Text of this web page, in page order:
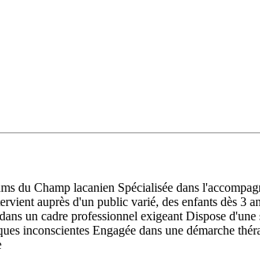
du Champ lacanien Spécialisée dans
auprès d'un public varié, des enfants dès 3
un cadre professionnel exigeant Dispose
inconscientes Engagée dans une démarche